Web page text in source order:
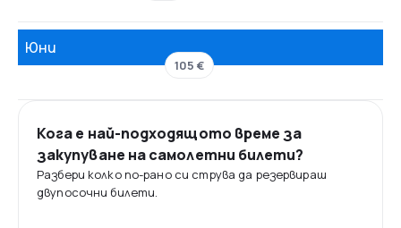
Юни
105 €
Кога е най-подходящото време за
закупуване на самолетни билети?
Разбери колко по-рано си струва да резервираш
двупосочни билети.